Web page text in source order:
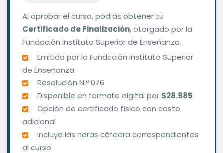
Al aprobar el curso, podrás obtener tu
Certificado de Finalización, otorgado por la
Fundación Instituto Superior de Enseñanza.
Emitido por la Fundación Instituto Superior
de Enseñanza
Resolución N.º 076
Disponible en formato digital por $28.985
Opción de certificado físico con costo
adicional
Incluye las horas cátedra correspondientes
al curso